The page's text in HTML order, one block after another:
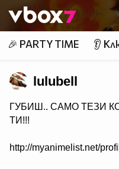
👾
🎉 PARTY TIME 👂
lulubell
ГУБИШ.. САМО ТЕЗИ
ТИ!!!
http://myanimelist.net/